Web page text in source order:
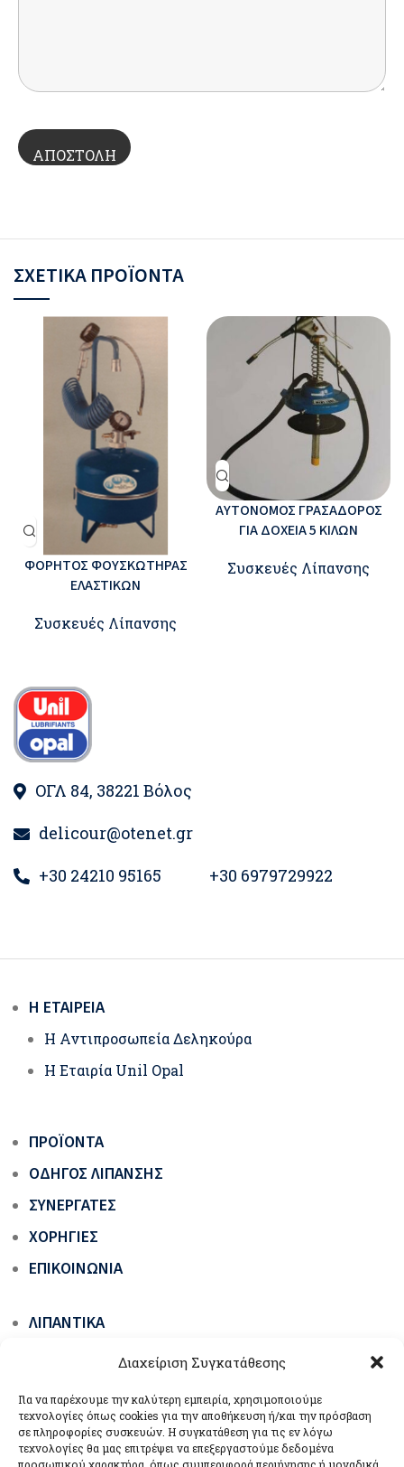
Διαχείριση Συγκατάθεσης
Για να παρέχουμε την καλύτερη εμπειρία, χρησιμοποιούμε
τεχνολογίες όπως cookies για την αποθήκευση ή/και την πρόσβαση
σε πληροφορίες συσκευών. Η συγκατάθεση για τις εν λόγω
τεχνολογίες θα μας επιτρέψει να επεξεργαστούμε δεδομένα
ΣΧΕΤΙΚΆ ΠΡΟΪΌΝΤΑ
ΦΟΡΗΤΟΣ ΦΟΥΣΚΩΤΗΡΑΣ
ΕΛΑΣΤΙΚΩΝ
Συσκευές Λίπανσης
ΑΥΤΟΝΟΜΟΣ ΓΡΑΣΑΔΟΡΟΣ
ΓΙΑ ΔΟΧΕΙΑ 5 ΚΙΛΩΝ
Συσκευές Λίπανσης
ΟΓΛ 84, 38221 Βόλος
delicour@otenet.gr
+30 24210 95165
+30 6979729922
Η ΕΤΑΙΡΕΊΑ
Η Αντιπροσωπεία Δεληκούρα
Η Εταιρία Unil Opal
ΠΡΟΪΌΝΤΑ
ΟΔΗΓΌΣ ΛΊΠΑΝΣΗΣ
ΣΥΝΕΡΓΆΤΕΣ
ΧΟΡΗΓΊΕΣ
ΕΠΙΚΟΙΝΩΝΊΑ
ΛΙΠΑΝΤΙΚΆ
ΓΡΆΣΑ ΟΧΗΜΆΤΩΝ & ΜΗΧΑΝΗΜΆΤΩΝ ΈΡΓΩΝ
ΒΙΟΛΙΠΑΝΤΙΚΆ ΟΙΚΟΛΟΓΙΚΆ ΠΡΆΣΙΝΗΣ
ΤΕΧΝΟΛΟΓΊΑΣ